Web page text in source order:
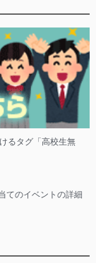
るタグ「高校生無
てのイベントの詳細